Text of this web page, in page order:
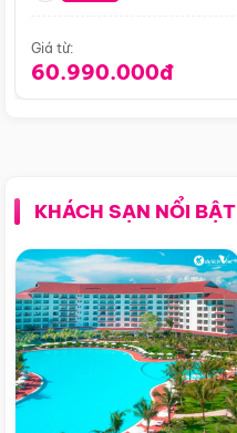
Giá từ:
60.990.000đ
KHÁCH SẠN NỔI BẬT